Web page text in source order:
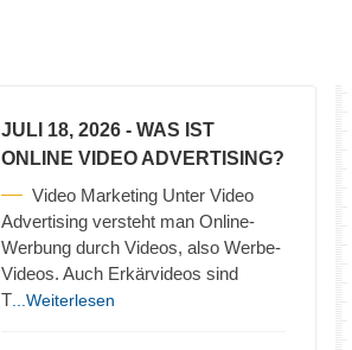
JULI 18, 2026 - WAS IST
ONLINE VIDEO ADVERTISING?
Video Marketing Unter Video
Advertising versteht man Online-
Werbung durch Videos, also Werbe-
Videos. Auch Erkärvideos sind
T ...Weiterlesen